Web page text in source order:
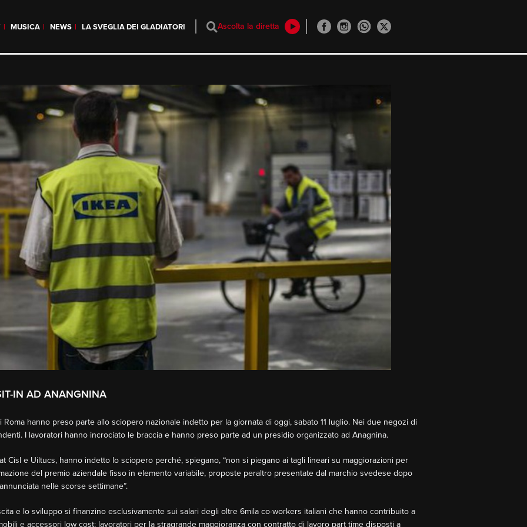
MUSICA NEWS LA SVEGLIA DEI GLADIATORI Ascolta la diretta
IN AD ANANGNINA
hanno preso parte allo sciopero nazionale indetto per la giornata di oggi, sabato 11 luglio. Nei due negozi di
I lavoratori hanno incrociato le braccia e hanno preso parte ad un presidio organizzato ad Anagnina.
Cisl e Uiltucs, hanno indetto lo sciopero perché, spiegano, “non si piegano ai tagli lineari su maggiorazioni per
del premio aziendale fisso in elemento variabile, proposte peraltro presentate dal marchio svedese dopo
nelle scorse settimane”.
e lo sviluppo si finanzino esclusivamente sui salari degli oltre 6mila co-workers italiani che hanno contribuito a
e accessori low cost; lavoratori per la stragrande maggioranza con contratto di lavoro part time disposti a